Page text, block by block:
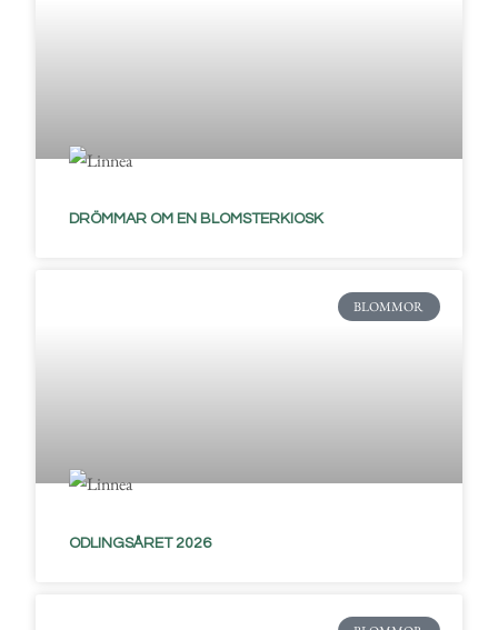
DRÖMMAR OM EN BLOMSTERKIOSK
BLOMMOR
ODLINGSÅRET 2026